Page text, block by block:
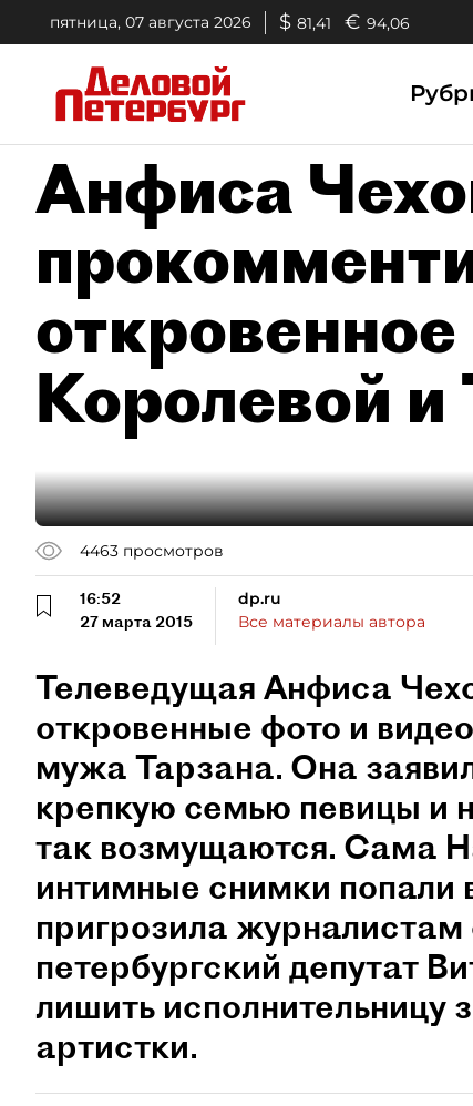
пятница, 07 августа 2026 $ 81,41 € 94,06
Анфиса
Королевой и
4463 просмотров
16:52
27 марта 2015
dp.ru
Все материалы автора
Телеведущая Анфиса
откровенные фото и
мужа Тарзана. Она
крепкую семью певицы и
так возмущаются. Сама
интимные снимки
пригрозила
петербургский депутат
лишить исполнительницу
артистки.